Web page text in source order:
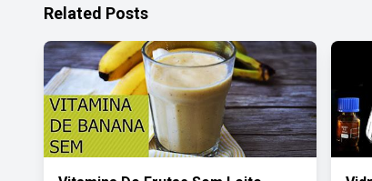
Related Posts